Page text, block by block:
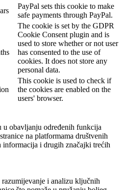
PayPal sets this cookie to make
safe payments through PayPal.
The cookie is set by the GDPR
Cookie Consent plugin and is
used to store whether or not user
has consented to the use of
cookies. It does not store any
personal data.
This cookie is used to check if
the cookies are enabled on the
users' browser.
obavljanju određenih funkcija
na platformama društvenih
i drugih značajki trećih
i analizu ključnih